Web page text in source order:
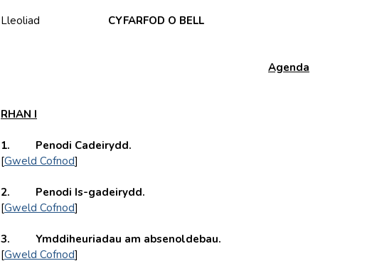
Lleoliad CYFARFOD O BELL
Agenda
RHAN I
1. Penodi Cadeirydd.
[Gweld Cofnod]
2. Penodi Is-gadeirydd.
[Gweld Cofnod]
3. Ymddiheuriadau am absenoldebau.
[Gweld Cofnod]